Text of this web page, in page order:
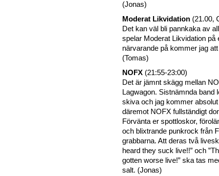
(Jonas)
Moderat Likvidation (21.00,
Det kan väl bli pannkaka av
spelar Moderat Likvidation på
närvarande på kommer jag
(Tomas)
NOFX (21:55-23:00)
Det är jämnt skägg mellan
Lagwagon. Sistnämnda band
skiva och jag kommer
däremot NOFX fullständigt
Förvänta er spottloskor,
och blixtrande punkrock från
grabbarna. Att deras två
heard they suck live!!” och
gotten worse live!” ska tas
salt. (Jonas)